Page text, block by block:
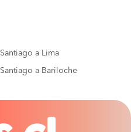
Santiago a Lima
Santiago a Bariloche